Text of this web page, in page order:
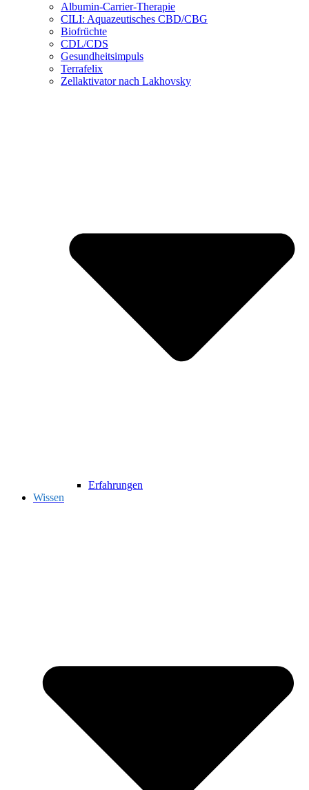
Albumin-Carrier-Therapie
CILI: Aquazeutisches CBD/CBG
Biofrüchte
CDL/CDS
Gesundheitsimpuls
Terrafelix
Zellaktivator nach Lakhovsky
Erfahrungen
Wissen